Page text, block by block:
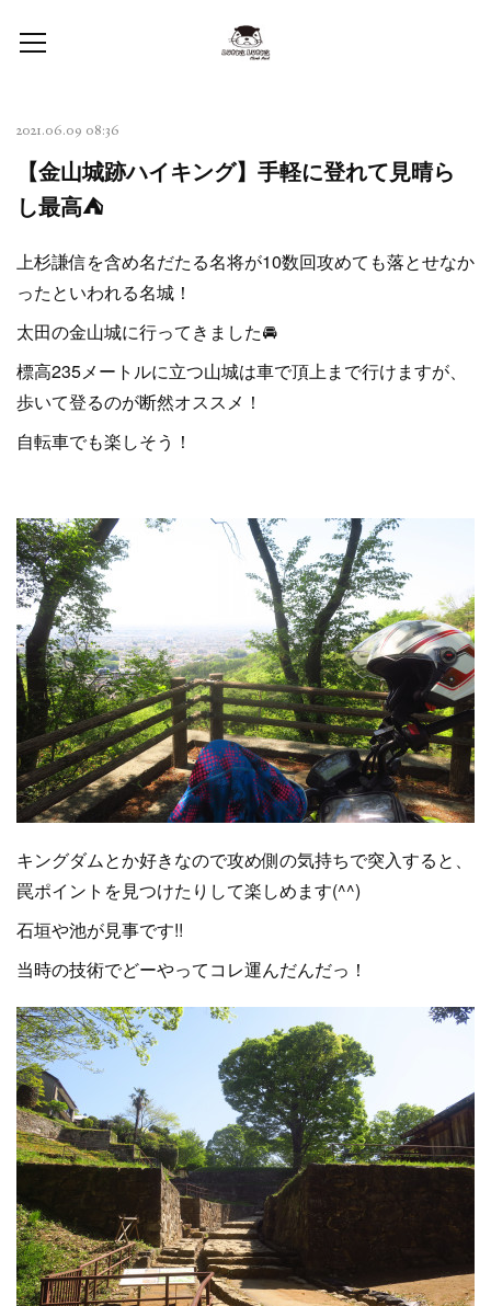
2021.06.09 08:36
【金山城跡ハイキング】手軽に登れて見晴ら
し最高⛺
上杉謙信を含め名だたる名将が10数回攻めても落とせなか
ったといわれる名城！
太田の金山城に行ってきました🚘
標高235メートルに立つ山城は車で頂上まで行けますが、
歩いて登るのが断然オススメ！
自転車でも楽しそう！
キングダムとか好きなので攻め側の気持ちで突入すると、
罠ポイントを見つけたりして楽しめます(^^)
石垣や池が見事です!!
当時の技術でどーやってコレ運んだんだっ！